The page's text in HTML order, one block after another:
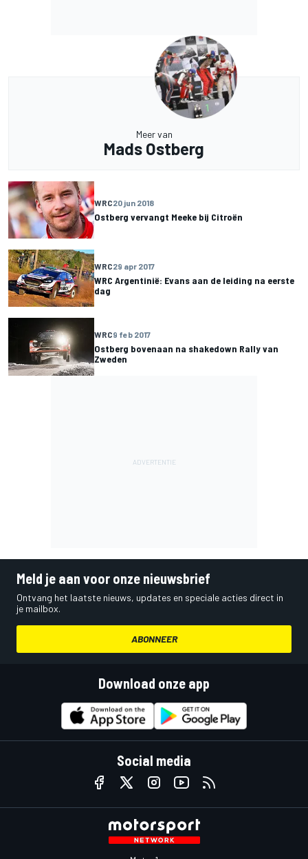
Meer van
Mads Ostberg
WRC20 jun 2018
Ostberg vervangt Meeke bij Citroën
WRC29 apr 2017
WRC Argentinië: Evans aan de leiding na eerste
dag
WRC9 feb 2017
Ostberg bovenaan na shakedown Rally van
Zweden
Meld je aan voor onze nieuwsbrief
Ontvang het laatste nieuws, updates en speciale acties direct in
je mailbox.
ABONNEER
Download onze app
Social media